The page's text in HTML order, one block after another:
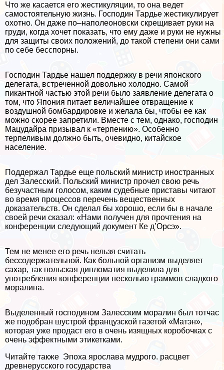
Что же касается его жестикуляции, то она ведет
самостоятельную жизнь. Господин Тардье жестикулирует
охотно. Он даже по–наполеоновски скрещивает руки на
гpyди, когда хочет показать, что ему даже и руки не нужны
для защиты своих положений, до такой степени они сами
по себе бесспopны.
Господин Тардье нашел поддержку в речи японского
делегата, встреченной довольно холодно. Самой
пикантной частью этой речи было заявление делегата о
том, что Япония питает величайшее отвращение к
воздушной бомбардировке и желала бы, чтобы ее как
можно скорее запретили. Вместе с тем, однако, господин
Мацудайра призывал к «терпению». Особенно
терпеливым должно быть, очевидно, китайское
население.
Поддержал Тардье еще польский министр иностранных
дел Залесский. Польский министр прочел свою речь
безучастным голосом, каким судебные приставы читают
во время процессов перечень вещественных
доказательств. Он сделал бы хорошо, если бы в начале
своей речи сказал: «Нами получен для прочтения на
конференции следующий документ Ке д’Орсэ».
Тем не менее его речь нельзя считать
бессодержательной. Как больной организм выделяет
сахар, так польская дипломатия выделила для
употрeбления конференции несколько граммов сладкого
моралина.
Выделенный господином Залесским моралин был тотчас
же подобран шустрой французской газетой «Матэн»,
которая уже продаст его в очень изящных коробочках с
очень эффектными этикетками.
Читайте также Эпоха ярослава мудрого. расцвет
древнерусского государства